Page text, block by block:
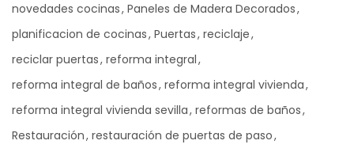
novedades cocinas Paneles de Madera Decorados
planificacion de cocinas Puertas reciclaje
reciclar puertas reforma integral
reforma integral de baños reforma integral vivienda
reforma integral vivienda sevilla reformas de baños
Restauración restauración de puertas de paso